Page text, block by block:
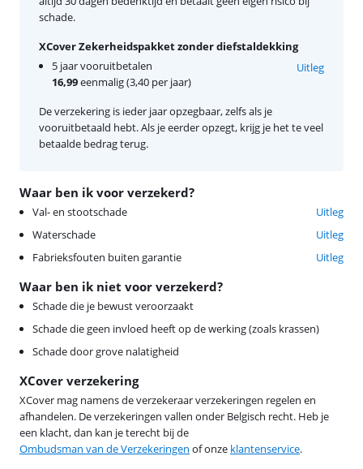
Waar ben ik voor verzekerd?
Val- en stootschade
Uitleg
Waterschade
Uitleg
Fabrieksfouten buiten garantie
Uitleg
Waar ben ik niet voor verzekerd?
Schade die je bewust veroorzaakt
Schade die geen invloed heeft op de werking (zoals krassen)
Schade door grove nalatigheid
XCover verzekering
XCover mag namens de verzekeraar verzekeringen regelen en
afhandelen. De verzekeringen vallen onder Belgisch recht. Heb je
een klacht, dan kan je terecht bij de
Ombudsman van de Verzekeringen of onze klantenservice.
schade.
XCover Zekerheidspakket zonder diefstaldekking
5 jaar vooruitbetalen
16,99eenmalig (3,40 per jaar)
Uitleg
De verzekering is ieder jaar opzegbaar, zelfs als je
vooruitbetaald hebt. Als je eerder opzegt, krijg je het te veel
betaalde bedrag terug.